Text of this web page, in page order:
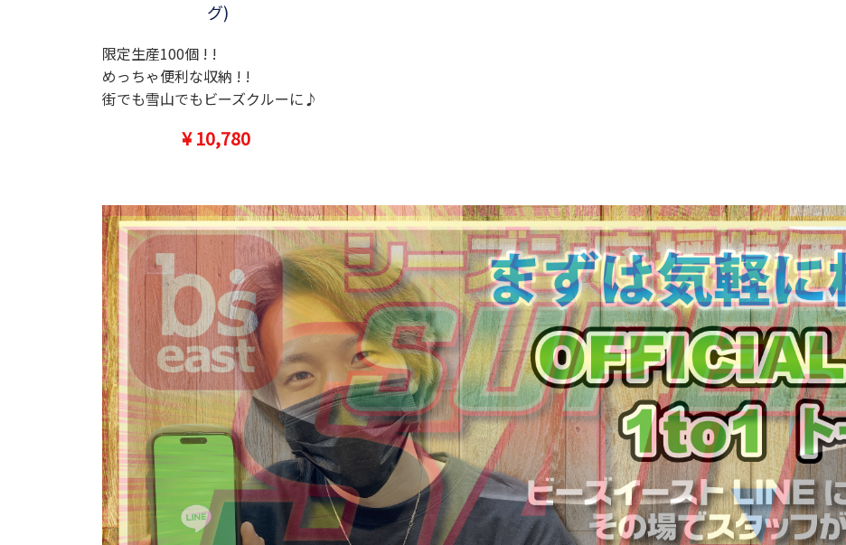
グ)
限定生産100個 ! !
めっちゃ便利な収納 ! !
街でも雪山でもビーズクルーに♪
¥ 10,780